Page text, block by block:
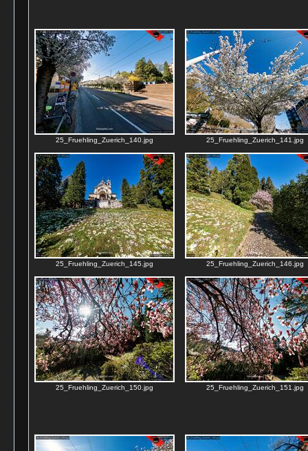
25_Fruehling_Zuerich_140.jpg 25_Fruehling_Zuerich_141.jpg
25_Fruehling_Zuerich_145.jpg 25_Fruehling_Zuerich_146.jpg
25_Fruehling_Zuerich_150.jpg 25_Fruehling_Zuerich_151.jpg